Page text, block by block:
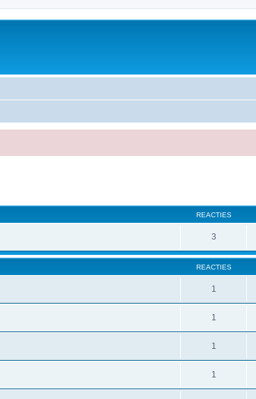
REACTIES
3
REACTIES
1
1
1
1